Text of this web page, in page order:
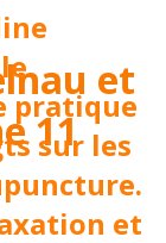
et
11
pratique
sur les
et